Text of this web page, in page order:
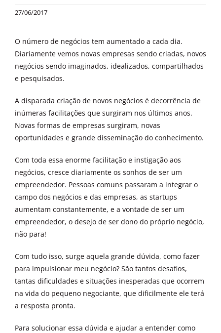
BLOG
OUTROS PRODUTOS
27/06/2017
O número de negócios tem aumentado a cada dia.
Diariamente vemos novas empresas sendo criadas, novos
negócios sendo imaginados, idealizados, compartilhados
e pesquisados.
A disparada criação de novos negócios é decorrência de
inúmeras facilitações que surgiram nos últimos anos.
Novas formas de empresas surgiram, novas
oportunidades e grande disseminação do conhecimento.
Com toda essa enorme facilitação e instigação aos
negócios, cresce diariamente os sonhos de ser um
empreendedor. Pessoas comuns passaram a integrar o
campo dos negócios e das empresas, as startups
aumentam constantemente, e a vontade de ser um
empreendedor, o desejo de ser dono do próprio negócio,
não para!
Com tudo isso, surge aquela grande dúvida, como fazer
para impulsionar meu negócio? São tantos desafios,
tantas dificuldades e situações inesperadas que ocorrem
na vida do pequeno negociante, que dificilmente ele terá
a resposta pronta.
Para solucionar essa dúvida e ajudar a entender como